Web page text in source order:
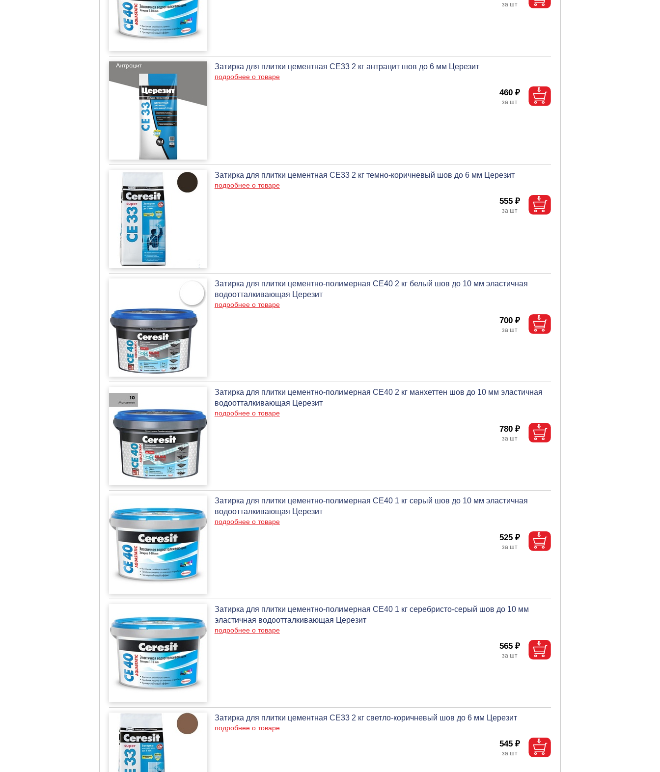
Затирка для плитки цементная CE33 2 кг антрацит шов до 6 мм Церезит
подробнее о товаре
460 ₽
Затирка для плитки цементная CE33 2 кг темно-коричневый шов до 6 мм Церезит
подробнее о товаре
555 ₽
Затирка для плитки цементно-полимерная CE40 2 кг белый шов до 10 мм эластичная
водоотталкивающая Церезит
подробнее о товаре
700 ₽
Затирка для плитки цементно-полимерная CE40 2 кг манхеттен шов до 10 мм эластичная
водоотталкивающая Церезит
подробнее о товаре
780 ₽
Затирка для плитки цементно-полимерная CE40 1 кг серый шов до 10 мм эластичная
водоотталкивающая Церезит
подробнее о товаре
525 ₽
Затирка для плитки цементно-полимерная CE40 1 кг серебристо-серый шов до 10 мм
эластичная водоотталкивающая Церезит
подробнее о товаре
565 ₽
Затирка для плитки цементная CE33 2 кг светло-коричневый шов до 6 мм Церезит
подробнее о товаре
545 ₽